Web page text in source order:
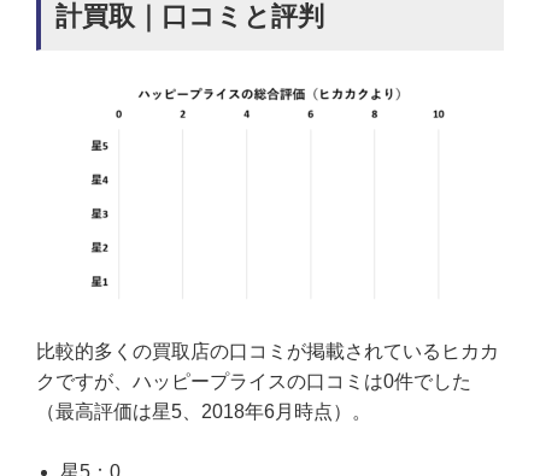
計買取｜口コミと評判
比較的多くの買取店の口コミが掲載されているヒカカ
クですが、ハッピープライスの口コミは0件でした
（最高評価は星5、2018年6月時点）。